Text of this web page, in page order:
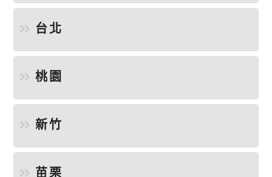
台北
桃園
新竹
苗栗